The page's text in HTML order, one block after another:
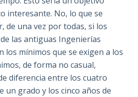
interesante. No, lo que se
de una vez por todas, si los
las antiguas Ingenierías
los mínimos que se exigen a los
de forma no casual,
diferencia entre los cuatro
un grado y los cinco años de